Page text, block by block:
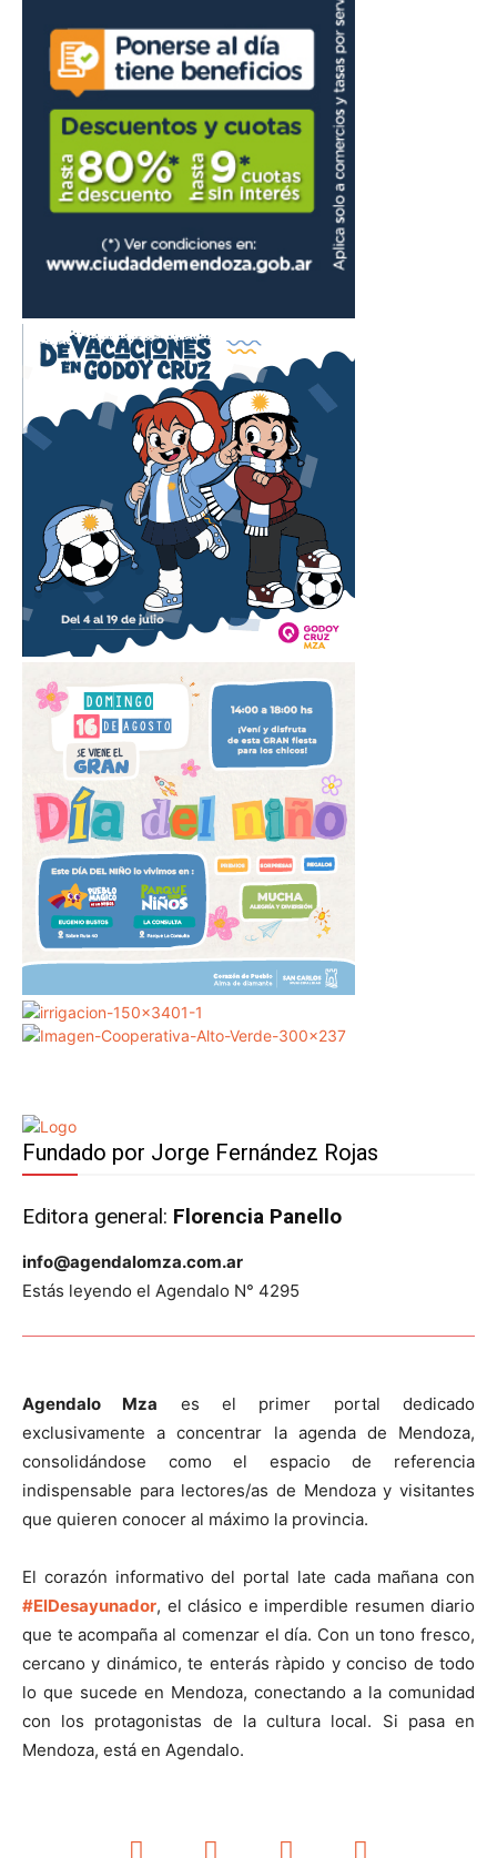
Fundado por Jorge Fernández Rojas
Editora general: Florencia Panello
info@agendalomza.com.ar
Estás leyendo el Agendalo N° 4295
Agendalo Mza es el primer portal dedicado
exclusivamente a concentrar la agenda de Mendoza,
consolidándose como el espacio de referencia
indispensable para lectores/as de Mendoza y visitantes
que quieren conocer al máximo la provincia.
El corazón informativo del portal late cada mañana con
#ElDesayunador, el clásico e imperdible resumen diario
que te acompaña al comenzar el día. Con un tono fresco,
cercano y dinámico, te enterás ràpido y conciso de todo
lo que sucede en Mendoza, conectando a la comunidad
con los protagonistas de la cultura local. Si pasa en
Mendoza, está en Agendalo.